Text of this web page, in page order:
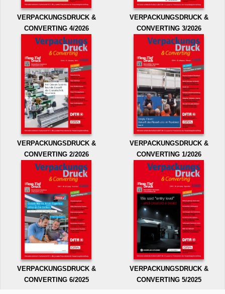
VERPACKUNGSDRUCK &
CONVERTING 4/2026
VERPACKUNGSDRUCK &
CONVERTING 3/2026
VERPACKUNGSDRUCK &
CONVERTING 2/2026
VERPACKUNGSDRUCK &
CONVERTING 1/2026
VERPACKUNGSDRUCK &
CONVERTING 6/2025
VERPACKUNGSDRUCK &
CONVERTING 5/2025